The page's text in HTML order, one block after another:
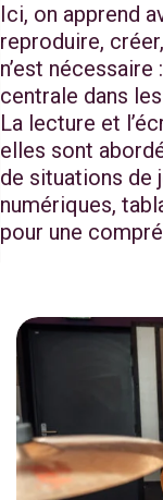
Ici, on apprend
reproduire,
n’est
centrale dans
La lecture et
elles sont
de situations de
numériques,
pour une